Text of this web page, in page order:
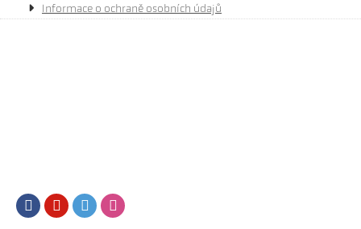
Informace o ochraně osobních údajů
FacebookYoutubeTwitter